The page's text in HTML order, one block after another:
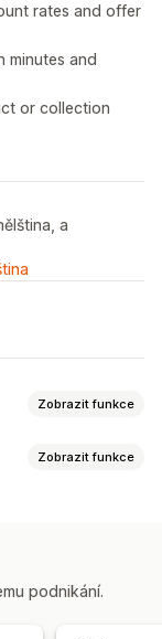
rates and offer
minutes and
or collection
a
Zobrazit funkce
času
Zobrazit funkce
košíku
podnikání.